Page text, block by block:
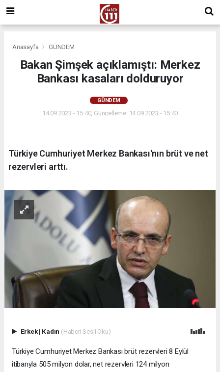
Anasayfa GÜNDEM
Bakan Şimşek açıklamıştı: Merkez
Bankası kasaları dolduruyor
GÜNDEM
14.09.2023 - 15:40, Güncelleme: 14.09.2023 - 15:40
Türkiye Cumhuriyet Merkez Bankası'nın brüt ve net
rezervleri arttı.
Erkek| Kadın (Haberi Sesli Oku)
Türkiye Cumhuriyet Merkez Bankası brüt rezervleri 8 Eylül
itibarıyla 505 milyon dolar, net rezervleri 124 milyon